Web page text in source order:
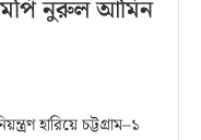
এমপি নুরুল আমিন
হারিয়ে চট্টগ্রাম–১